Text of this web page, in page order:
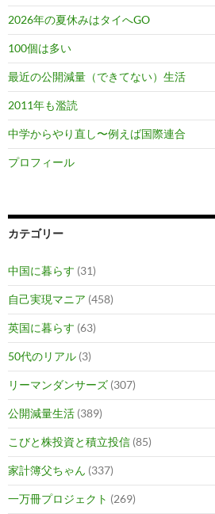
2026年の夏休みはタイへGO
100個は多い
最近の公開減量（できてない）生活
2011年も濫読
中学からやり直し〜例えば国際連合
プロフィール
カテゴリー
中国に暮らす (31)
自己実現マニア (458)
英国に暮らす (63)
50代のリアル (3)
リーマンダンサーズ (307)
公開減量生活 (389)
こびと株投資と積立投信 (85)
家計簿父ちゃん (337)
一万冊プロジェクト (269)